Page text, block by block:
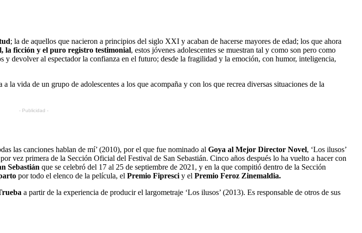
; la de aquellos que nacieron a principios del siglo XXI y acaban de hacerse mayores de edad; los que ahora
la ficción y el puro registro testimonial, estos jóvenes adolescentes se muestran tal y como son pero como
y devolver al espectador la confianza en el futuro; desde la fragilidad y la emoción, con humor, inteligencia,
a la vida de un grupo de adolescentes a los que acompaña y con los que recrea diversas situaciones de la
- Publicidad -
las canciones hablan de mí’ (2010), por el que fue nominado al Goya al Mejor Director Novel, ‘Los ilusos’
vez primera de la Sección Oficial del Festival de San Sebastián. Cinco años después lo ha vuelto a hacer con
Sebastián que se celebró del 17 al 25 de septiembre de 2021, y en la que compitió dentro de la Sección
por todo el elenco de la película, el Premio Fipresci y el Premio Feroz Zinemaldia.
a partir de la experiencia de producir el largometraje ‘Los ilusos’ (2013). Es responsable de otros de sus